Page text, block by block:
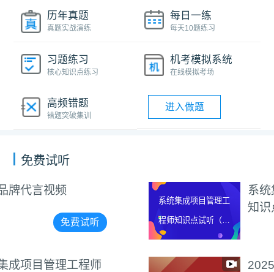
历年真题
真题实战演练
每日一练
每天10题练习
习题练习
核心知识点练习
机考模拟系统
在线模拟考场
高频错题
错题突破集训
进入做题
免费试听
程师知识点试听（讲
系统集成项目管理工程师
知识点试听（讲师：杨家
免费试听
2025年11月系统集成项目